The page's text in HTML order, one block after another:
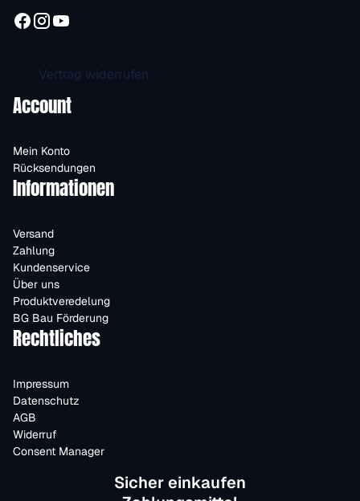
Vertrag widerrufen
Account
Mein Konto
Rücksendungen
Informationen
Versand
Zahlung
Kundenservice
Über uns
Produktveredelung
BG Bau Förderung
Rechtliches
Impressum
Datenschutz
AGB
Widerruf
Consent Manager
Sicher einkaufen